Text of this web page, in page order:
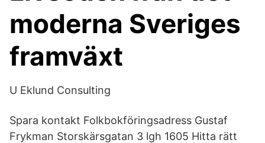
moderna Sveriges
framväxt
U Eklund Consulting
Spara kontakt Folkbokföringsadress Gustaf
Frykman Storskärsgatan 3 lgh 1605 Hitta rätt